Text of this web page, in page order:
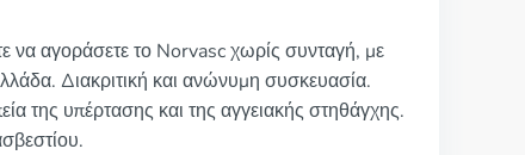
να αγοράσετε το Norvasc χωρίς συνταγή, με
Διακριτική και ανώνυμη συσκευασία.
της υπέρτασης και της αγγειακής στηθάγχης.